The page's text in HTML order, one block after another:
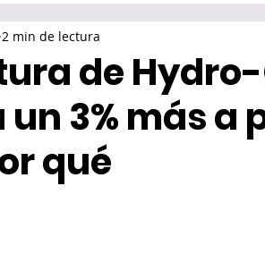
de
3% más a
qué
2 min de lectura